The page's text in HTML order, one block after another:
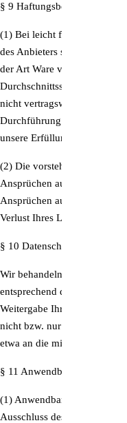
§ 9 Haftungsbegrenzung
(1) Bei leicht fahrlässiger
des Anbieters sowie der
der Art Ware
Durchschnittsschaden. Bei
nicht vertragswesentlichen
Durchführung des Vertrages
unsere Erfüllungsgehilfen
(2) Die vorstehenden
Ansprüchen aus
Ansprüchen aufgrund von
Verlust Ihres Lebens.
§ 10 Datenschutz
Wir behandeln Ihre
entsprechend der
Weitergabe Ihrer Daten
nicht bzw. nur im Rahmen
etwa an die mit der Lieferung
§ 11 Anwendbares Recht,
(1) Anwendbar ist das Recht
Ausschluss des UN-